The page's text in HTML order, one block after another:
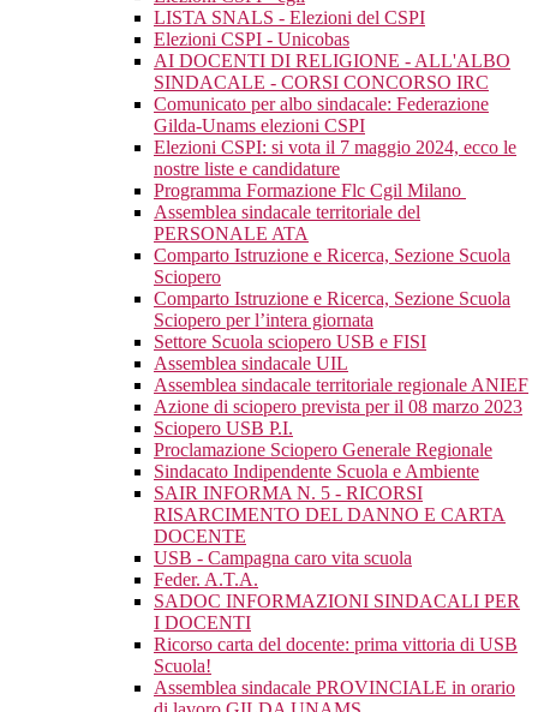
LISTA SNALS - Elezioni del CSPI
Elezioni CSPI - Unicobas
AI DOCENTI DI RELIGIONE - ALL'ALBO
SINDACALE - CORSI CONCORSO IRC
Comunicato per albo sindacale: Federazione
Gilda-Unams elezioni CSPI
Elezioni CSPI: si vota il 7 maggio 2024, ecco le
nostre liste e candidature
Programma Formazione Flc Cgil Milano
Assemblea sindacale territoriale del
PERSONALE ATA
Comparto Istruzione e Ricerca, Sezione Scuola
Sciopero
Comparto Istruzione e Ricerca, Sezione Scuola
Sciopero per l’intera giornata
Settore Scuola sciopero USB e FISI
Assemblea sindacale UIL
Assemblea sindacale territoriale regionale ANIEF
Azione di sciopero prevista per il 08 marzo 2023
Sciopero USB P.I.
Proclamazione Sciopero Generale Regionale
Sindacato Indipendente Scuola e Ambiente
SAIR INFORMA N. 5 - RICORSI
RISARCIMENTO DEL DANNO E CARTA
DOCENTE
USB - Campagna caro vita scuola
Feder. A.T.A.
SADOC INFORMAZIONI SINDACALI PER
I DOCENTI
Ricorso carta del docente: prima vittoria di USB
Scuola!
Assemblea sindacale PROVINCIALE in orario